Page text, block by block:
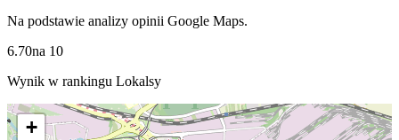
Na podstawie analizy opinii Google Maps.
6.70na 10
Wynik w rankingu Lokalsy
+